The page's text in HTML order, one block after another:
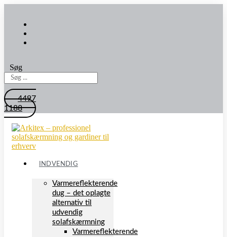
Søg
4497
1188
INDVENDIG
Varmereflekterende
dug – det oplagte
alternativ til
udvendig
solafskærmning
Varmereflekterende